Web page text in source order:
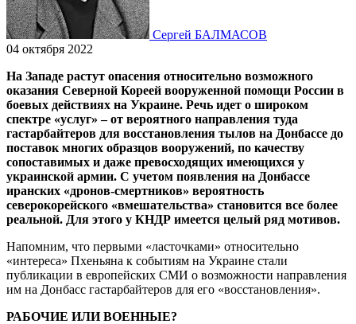
Сергей БАЛМАСОВ
04 октября 2022
На Западе растут опасения относительно возможного
оказания Северной Кореей вооруженной помощи России в
боевых действиях на Украине. Речь идет о широком
спектре «услуг» – от вероятного направления туда
гастарбайтеров для восстановления тылов на Донбассе до
поставок многих образцов вооружений, по качеству
сопоставимых и даже превосходящих имеющихся у
украинской армии. С учетом появления на Донбассе
иранских «дронов-смертников» вероятность
северокорейского «вмешательства» становится все более
реальной. Для этого у КНДР имеется целый ряд мотивов.
Напомним, что первыми «ласточками» относительно
«интереса» Пхеньяна к событиям на Украине стали
публикации в европейских СМИ о возможности направления
им на Донбасс гастарбайтеров для его «восстановления».
РАБОЧИЕ ИЛИ ВОЕННЫЕ?